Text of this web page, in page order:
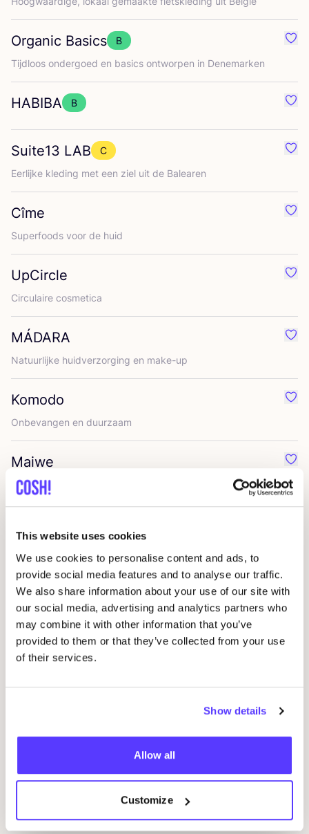
This website uses cookies
We use cookies to personalise content and ads, to
provide social media features and to analyse our traffic.
We also share information about your use of our site with
our social media, advertising and analytics partners who
may combine it with other information that you’ve
provided to them or that they’ve collected from your use
of their services.
Show details
Allow all
Customize
Organic Basics
B
Tijd­loos onder­goed en basics ont­wor­pen in Denemarken
HABIBA B
Suite13 LAB
C
Eer­lij­ke kle­ding met een ziel uit de Balearen
Cîme
Super­foods voor de huid
UpCircle
Cir­cu­lai­re cosmetica
MÁDARA
Natuur­lij­ke huid­ver­zor­ging en make-up
Komodo
Onbe­van­gen en duurzaam
Maiwe
Rozen­bot­tel­olie
Esmé-studios
Deens mode­la­bel
Givn Berlin
Swedish Stockings